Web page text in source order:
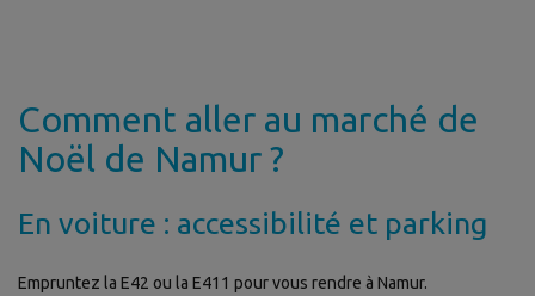
Comment aller au marché de
Noël de Namur ?
En voiture : accessibilité et parking
Empruntez la E42 ou la E411 pour vous rendre à Namur.